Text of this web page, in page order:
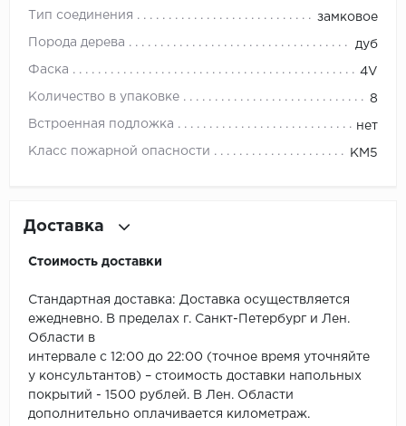
ROYCE
SPC
SPC Kronostep
SPC Promo
Тип соединения замковое
Порода дерева дуб
Фаска 4V
Количество в упаковке 8
Встроенная подложка нет
Класс пожарной опасности КМ5
Доставка
Стоимость доставки
Стандартная доставка: Доставка осуществляется
ежедневно. В пределах г. Санкт-Петербург и Лен.
Области в
интервале с 12:00 до 22:00 (точное время уточняйте
у консультантов) – стоимость доставки напольных
покрытий - 1500 рублей. В Лен. Области
дополнительно оплачивается километраж.